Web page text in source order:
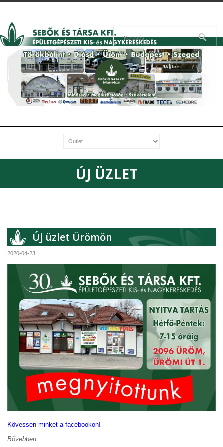
ÚJ ÜZLET
Új üzlet Ürömön
2020-04-23
Kövessen minket a facebookon!
Bővebben